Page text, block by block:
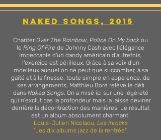
NAKED SONGS, 2015
Chanter Over The Rainbow, Police On My back ou
le Ring Of Fire de Johnny Cash avec l'élégance
impeccable d'un dandy américain d'autrefois,
l'exercice est périlleux. Grâce à sa voix d'un
moelleux auquel on ne peut que succomber, à sa
gaité et à la finesse, toute simple en apparence, de
ses arrangements, Matthieu Boré relève le défi
dans Naked Songs. On a misé ici sur une légèreté
qui n'exclut pas la profondeur mais la laisse deviner
derrière la décontraction des manières. Le résultat
est un album absolument charmant.
Louis-Julien Nicolaou, Les Inrocks
"Les dix albums jazz de la rentrée",